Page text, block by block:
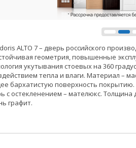
ALTO 7 – дверь российского
геометрия, повышенные
укутывания стоевых на 360
тепла и влаги. Материал –
бархатистую поверхность
с остекленением – мателюкс.
графит.